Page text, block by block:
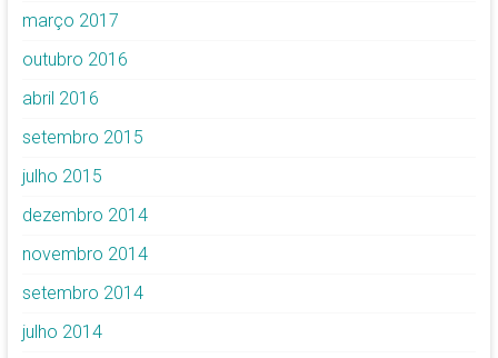
março 2017
outubro 2016
abril 2016
setembro 2015
julho 2015
dezembro 2014
novembro 2014
setembro 2014
julho 2014